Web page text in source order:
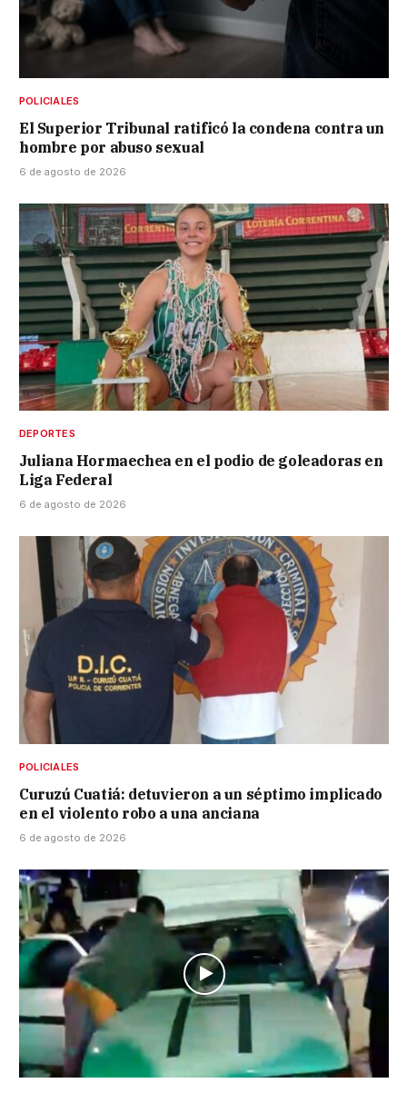
POLICIALES
El Superior Tribunal ratificó la condena contra un
hombre por abuso sexual
6 de agosto de 2026
DEPORTES
Juliana Hormaechea en el podio de goleadoras en
Liga Federal
6 de agosto de 2026
POLICIALES
Curuzú Cuatiá: detuvieron a un séptimo implicado
en el violento robo a una anciana
6 de agosto de 2026